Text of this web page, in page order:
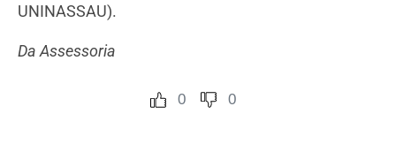
UNINASSAU).
Da Assessoria
0 0